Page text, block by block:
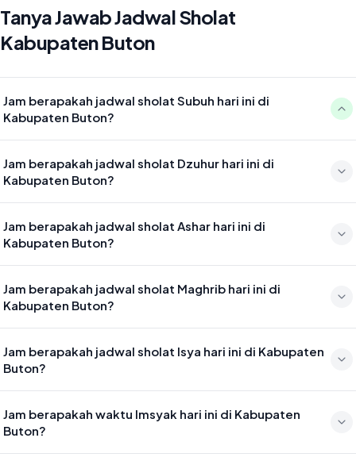
Tanya Jawab Jadwal Sholat
Kabupaten Buton
Jam berapakah jadwal sholat Subuh hari ini di
Kabupaten Buton?
Jam berapakah jadwal sholat Dzuhur hari ini di
Kabupaten Buton?
Jam berapakah jadwal sholat Ashar hari ini di
Kabupaten Buton?
Jam berapakah jadwal sholat Maghrib hari ini di
Kabupaten Buton?
Jam berapakah jadwal sholat Isya hari ini di Kabupaten
Buton?
Jam berapakah waktu Imsyak hari ini di Kabupaten
Buton?